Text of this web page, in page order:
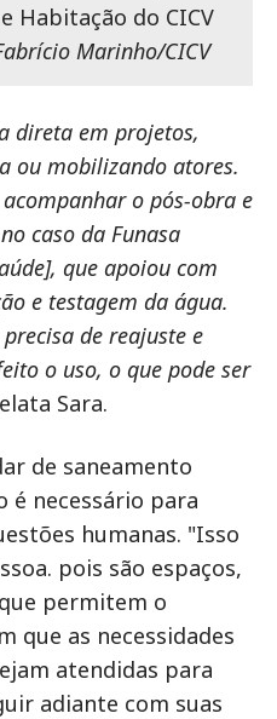
Habitação do CICV
Marinho/CICV
direta em projetos,
ou mobilizando atores.
o pós-obra e
caso da Funasa
que apoiou com
e testagem da água.
de reajuste e
o uso, o que pode ser
Sara.
de saneamento
é necessário para
humanas. "Isso
pois são espaços,
permitem o
que as necessidades
atendidas para
adiante com suas